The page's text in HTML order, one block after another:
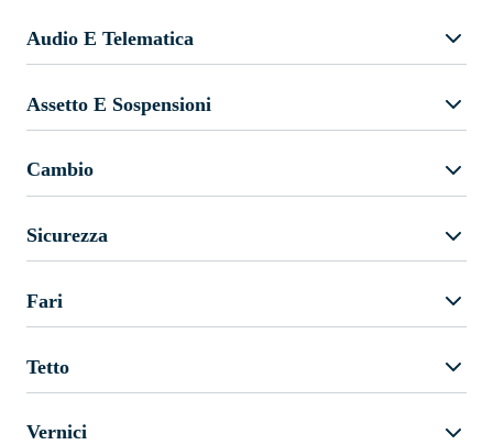
Audio E Telematica
Assetto E Sospensioni
Cambio
Sicurezza
Fari
Tetto
Vernici